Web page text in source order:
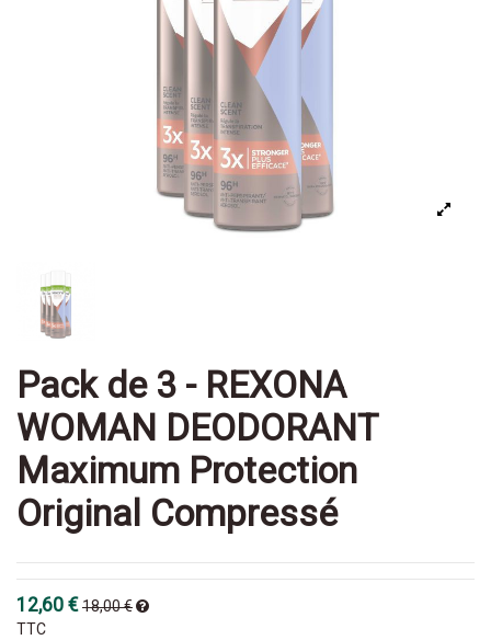
Pack de 3 - REXONA
WOMAN DEODORANT
Maximum Protection
Original Compressé
12,60 €18,00 €
TTC